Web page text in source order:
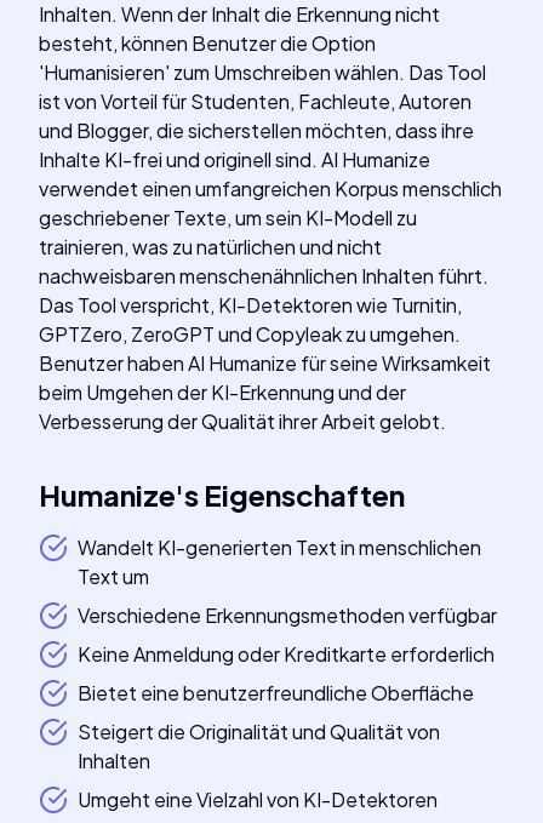
Inhalten. Wenn der Inhalt die Erkennung nicht
besteht, können Benutzer die Option
'Humanisieren' zum Umschreiben wählen. Das Tool
ist von Vorteil für Studenten, Fachleute, Autoren
und Blogger, die sicherstellen möchten, dass ihre
Inhalte KI-frei und originell sind. AI Humanize
verwendet einen umfangreichen Korpus menschlich
geschriebener Texte, um sein KI-Modell zu
trainieren, was zu natürlichen und nicht
nachweisbaren menschenähnlichen Inhalten führt.
Das Tool verspricht, KI-Detektoren wie Turnitin,
GPTZero, ZeroGPT und Copyleak zu umgehen.
Benutzer haben AI Humanize für seine Wirksamkeit
beim Umgehen der KI-Erkennung und der
Verbesserung der Qualität ihrer Arbeit gelobt.
Humanize's Eigenschaften
Wandelt KI-generierten Text in menschlichen
Text um
Verschiedene Erkennungsmethoden verfügbar
Keine Anmeldung oder Kreditkarte erforderlich
Bietet eine benutzerfreundliche Oberfläche
Steigert die Originalität und Qualität von
Inhalten
Umgeht eine Vielzahl von KI-Detektoren